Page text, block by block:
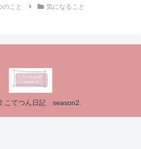
のこと 気になること
こてつん日記 season2.